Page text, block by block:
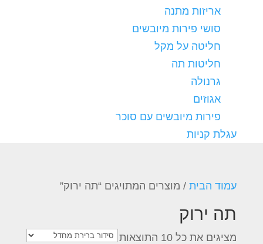
אריזות מתנה
סושי פירות מיובשים
חליטה על מקל
חליטות תה
גרנולה
אגוזים
פירות מיובשים עם סוכר
עגלת קניות
עמוד הבית/ מוצרים המתויגים “תה ירוק”
תה ירוק
מציגים את כל ⁦10⁩ התוצאות